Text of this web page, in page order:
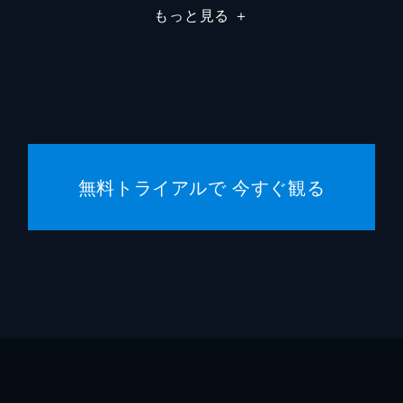
もっと見る ＋
無料トライアルで 今すぐ観る